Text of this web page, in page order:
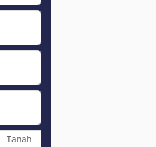
Tanah